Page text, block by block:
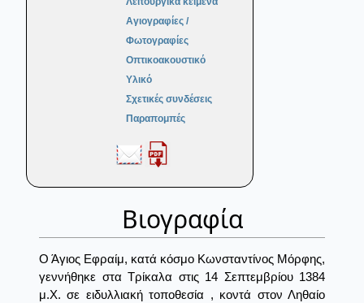
Αγιογραφίες /
Φωτογραφίες
Οπτικοακουστικό
Υλικό
Σχετικές συνδέσεις
Παραπομπές
Βιογραφία
Ο Άγιος Εφραίμ, κατά κόσμο Κωνσταντίνος Μόρφης,
γεννήθηκε στα Τρίκαλα στις 14 Σεπτεμβρίου 1384
μ.Χ. σε ειδυλλιακή τοποθεσία , κοντά στον Ληθαίο